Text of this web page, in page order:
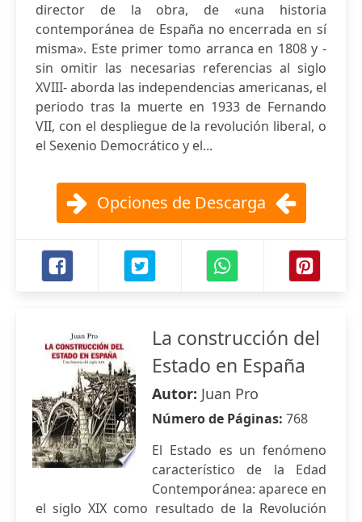
director de la obra, de «una historia
contemporánea de España no encerrada en sí
misma». Este primer tomo arranca en 1808 y -
sin omitir las necesarias referencias al siglo
XVIII- aborda las independencias americanas, el
periodo tras la muerte en 1933 de Fernando
VII, con el despliegue de la revolución liberal, o
el Sexenio Democrático y el...
Opciones de Descarga
La construcción del
Estado en España
Autor: Juan Pro
Número de Páginas: 768
El Estado es un fenómeno
característico de la Edad
Contemporánea: aparece en
el siglo XIX como resultado de la Revolución